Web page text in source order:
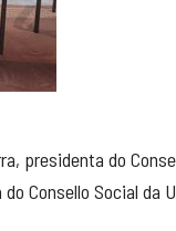
presidenta do
Consello Social da